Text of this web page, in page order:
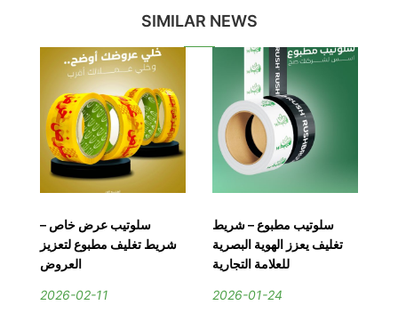
SIMILAR NEWS
سلوتيب عرض خاص –
شريط تغليف مطبوع لتعزيز
العروض
2026-02-11
سلوتيب مطبوع – شريط
تغليف يعزز الهوية البصرية
للعلامة التجارية
2026-01-24